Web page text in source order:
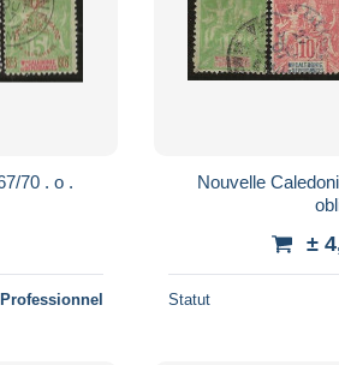
Professionnel
Nouvelle Caledonie . Y&T . 59/62
±
Statut